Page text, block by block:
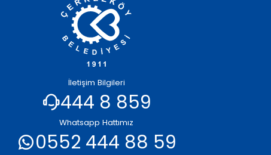
İletişim Bilgileri
444 8 859
Whatsapp Hattımız
0552 444 88 59